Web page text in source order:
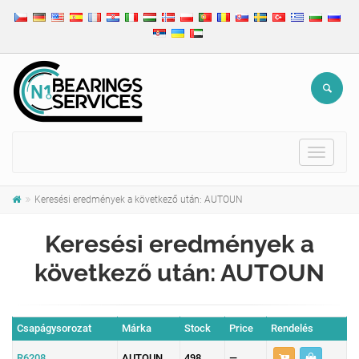
Toggle
Keresési eredmények a következő után: AUTOUN
Keresési eredmények a
következő után: AUTOUN
Csapágysorozat Márka Stock Price Rendelés